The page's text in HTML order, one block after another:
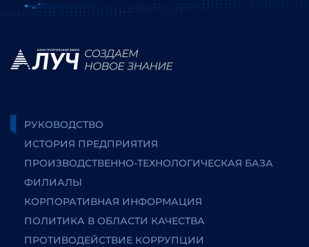
РУКОВОДСТВО
ИСТОРИЯ ПРЕДПРИЯТИЯ
ПРОИЗВОДСТВЕННО-ТЕХНОЛОГИЧЕСКАЯ БАЗА
ФИЛИАЛЫ
КОРПОРАТИВНАЯ ИНФОРМАЦИЯ
ПОЛИТИКА В ОБЛАСТИ КАЧЕСТВА
ПРОТИВОДЕЙСТВИЕ КОРРУПЦИИ